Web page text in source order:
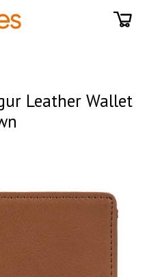
Leather Wallet